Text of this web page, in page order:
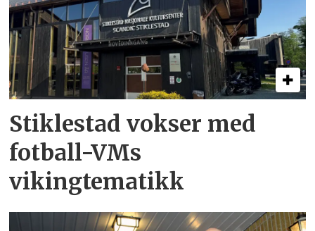
Stiklestad vokser med
fotball-VMs
vikingtematikk